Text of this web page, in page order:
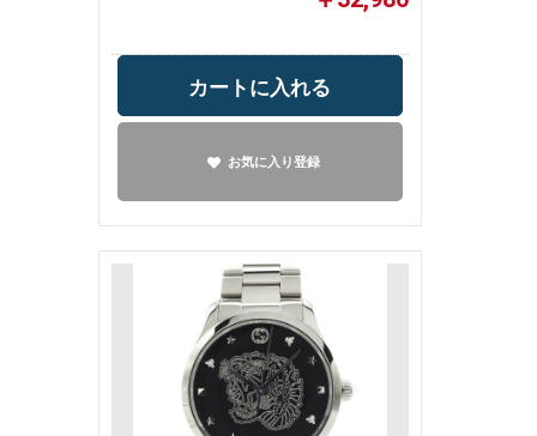
カートに入れる
お気に入り登録